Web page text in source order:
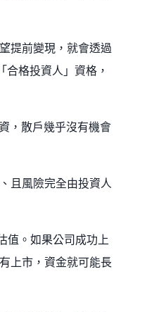
提前變現，就會透過
合格投資人」資格，
，散戶幾乎沒有機會
且風險完全由投資人
值。如果公司成功上
上市，資金就可能長